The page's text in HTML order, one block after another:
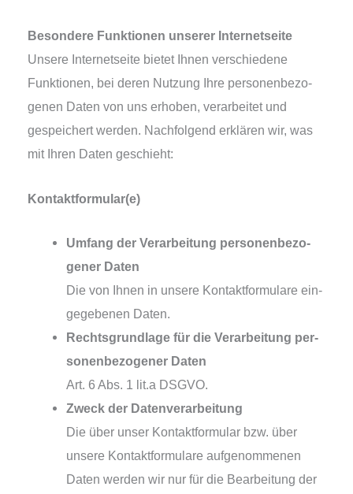
Besondere Funktionen unse­rer Internetseite
Unsere Internetseite bie­tet Ihnen ver­schie­de­ne
Funktionen, bei deren Nutzung Ihre per­so­nen­be­zo­
ge­nen Daten von uns erho­ben, ver­ar­bei­tet und
gespei­chert wer­den. Nachfolgend erklä­ren wir, was
mit Ihren Daten geschieht:
Kontaktformular(e)
Umfang der Verarbeitung per­so­nen­be­zo­
ge­ner Daten
Die von Ihnen in unse­re Kontaktformulare ein­
ge­ge­be­nen Daten.
Rechtsgrundlage für die Verarbeitung per­
so­nen­be­zo­ge­ner Daten
Art. 6 Abs. 1 lit.a DSGVO.
Zweck der Datenverarbeitung
Die über unser Kontaktformular bzw. über
unse­re Kontaktformulare auf­ge­nom­me­nen
Daten wer­den wir nur für die Bearbeitung der